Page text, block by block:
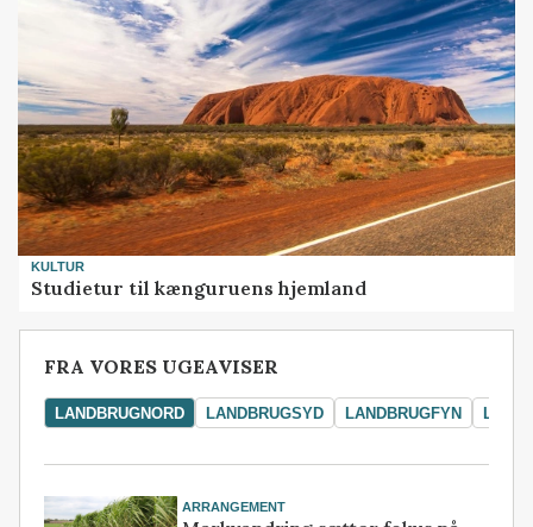
KULTUR
Studietur til kænguruens hjemland
FRA VORES UGEAVISER
LANDBRUGNORD LANDBRUGSYD LANDBRUGFYN
ARRANGEMENT